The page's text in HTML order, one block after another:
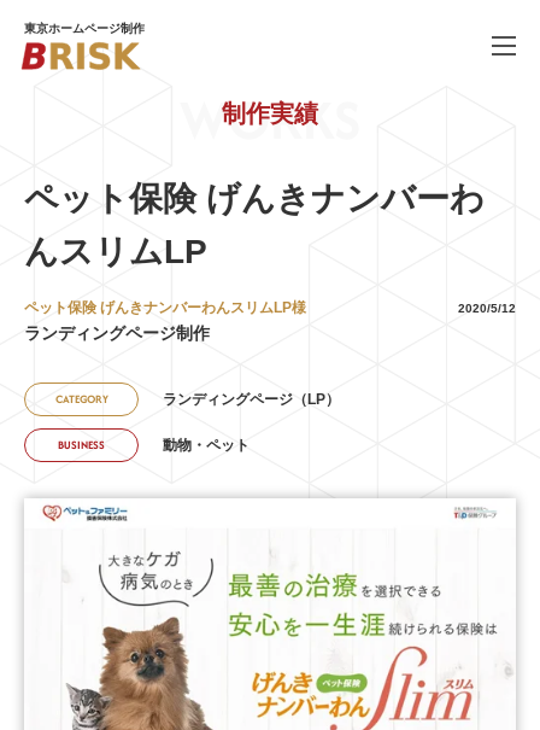
東京ホームページ制作
SERVICE ホームページ制作
PRICE 料金
COMPANY 会社概要
RECRUIT 採用情報
03-6659-5220
制作実績
WORKS
ペット保険 げんきナンバーわ
んスリムLP
ペット保険 げんきナンバーわんスリムLP様
ランディングページ制作
2020/5/12
CATEGORY ランディングページ（LP）
BUSINESS 動物・ペット